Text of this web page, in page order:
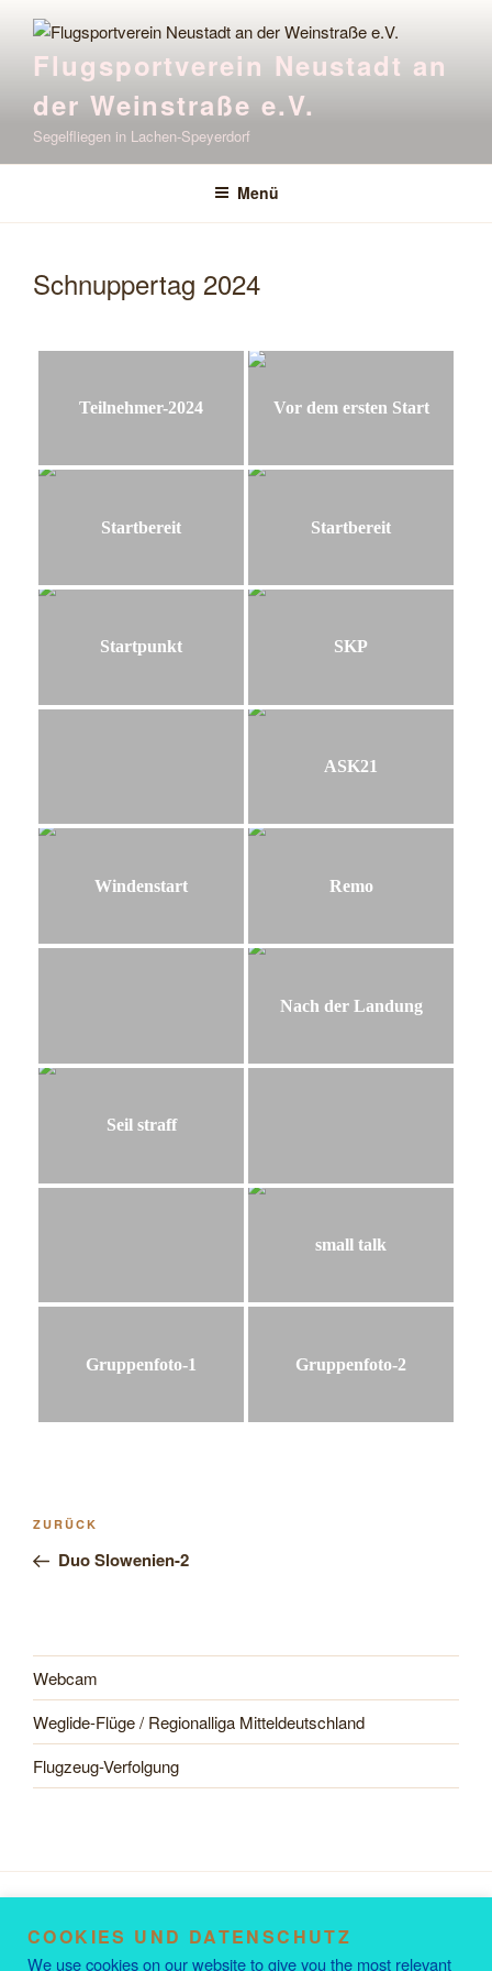
Inhalt
springenFlugsportverein Neustadt an
der Weinstraße e.V.
Segelfliegen in Lachen-Speyerdorf
Menü
Schnuppertag 2024
Teilnehmer-2024 Vor dem ersten Start
Startbereit Startbereit
Startpunkt SKP
ASK21
Windenstart Remo
Nach der Landung
Seil straff
small talk
Gruppenfoto-1 Gruppenfoto-2
Beitragsnavigation
Vorheriger
Beitrag
ZURÜCK
Duo Slowenien-2
Webcam
Weglide-Flüge / Regionalliga Mitteldeutschland
Flugzeug-Verfolgung
DatenschutzerklärungImpressum
COOKIES UND DATENSCHUTZ
We use cookies on our website to give you the most relevant